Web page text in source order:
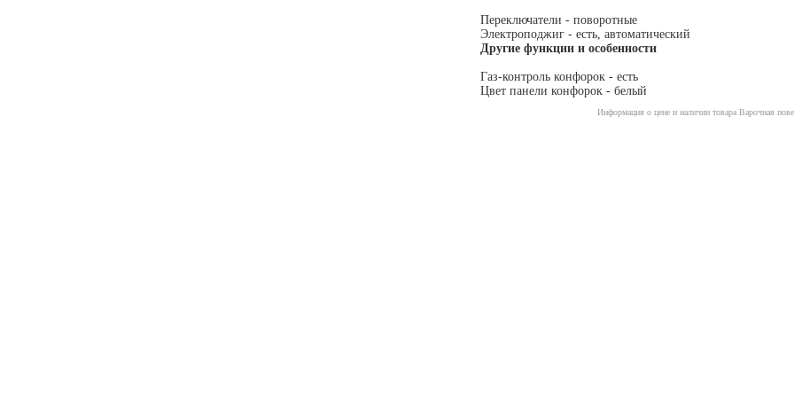
Переключатели - поворотные
Электроподжиг - есть, автоматический
Другие функции и особенности
Газ-контроль конфорок - есть
Цвет панели конфорок - белый
Информация о цене и наличии товара Варочная